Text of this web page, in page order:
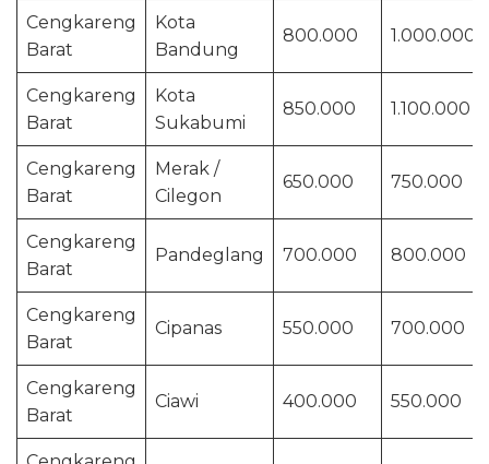
Cengkareng
Barat
Kota
Bandung
800.000 1.000.000
Cengkareng
Barat
Kota
Sukabumi
850.000 1.100.000
Cengkareng
Barat
Merak /
Cilegon
650.000 750.000
Cengkareng
Barat
Pandeglang 700.000 800.000
Cengkareng
Barat
Cipanas 550.000 700.000
Cengkareng
Barat
Ciawi 400.000 550.000